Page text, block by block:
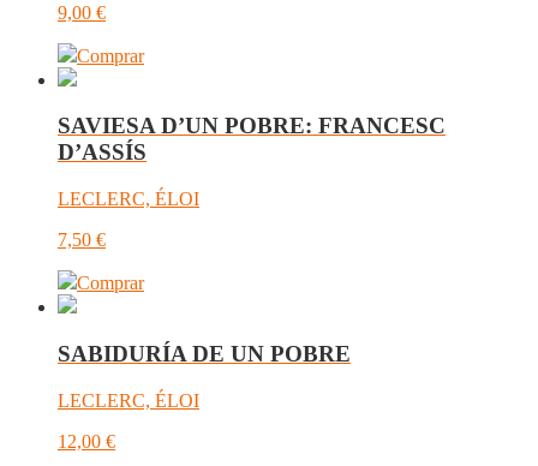
9,00 €
Comprar
SAVIESA D’UN POBRE: FRANCESC
D’ASSÍS
LECLERC, ÉLOI
7,50 €
Comprar
SABIDURÍA DE UN POBRE
LECLERC, ÉLOI
12,00 €